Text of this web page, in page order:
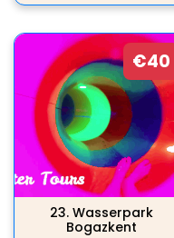
€40
23. Wasserpark
Bogazkent